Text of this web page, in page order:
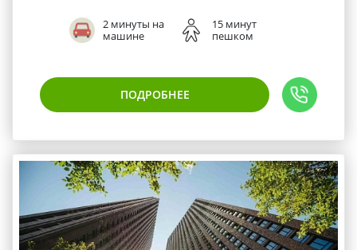
2 минуты на
машине
15 минут
пешком
ПОДРОБНЕЕ